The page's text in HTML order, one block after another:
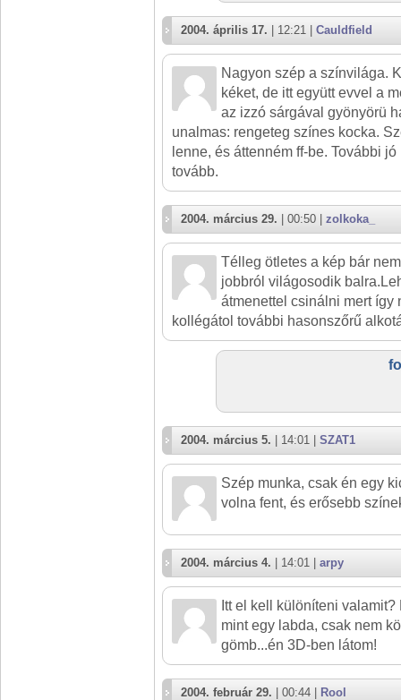
2004. április 17. | 12:21 | Cauldfield
Nagyon szép a színvilága.
kéket, de itt együtt evvel a
az izzó sárgával gyönyörü
unalmas: rengeteg színes kocka.
lenne, és áttenném ff-be. További
tovább.
2004. március 29. | 00:50 | zolkoka_
Télleg ötletes a kép bár
jobbról világosodik
átmenettel csinálni mert így
kollégátol további hasonszőrű
2004. március 5. | 14:01 | SZAT1
Szép munka, csak én egy
volna fent, és erősebb
2004. március 4. | 14:01 | arpy
Itt el kell különíteni
mint egy labda, csak nem
gömb...én 3D-ben látom!
2004. február 29. | 00:44 | Rool